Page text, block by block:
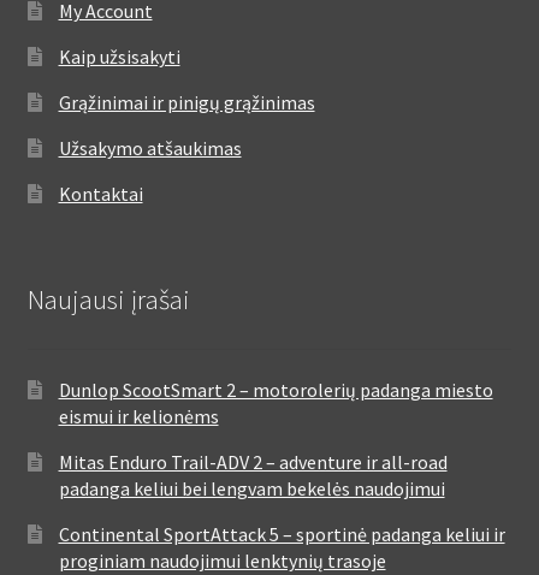
My Account
Kaip užsisakyti
Grąžinimai ir pinigų grąžinimas
Užsakymo atšaukimas
Kontaktai
Naujausi įrašai
Dunlop ScootSmart 2 – motorolerių padanga miesto
eismui ir kelionėms
Mitas Enduro Trail-ADV 2 – adventure ir all-road
padanga keliui bei lengvam bekelės naudojimui
Continental SportAttack 5 – sportinė padanga keliui ir
proginiam naudojimui lenktynių trasoje